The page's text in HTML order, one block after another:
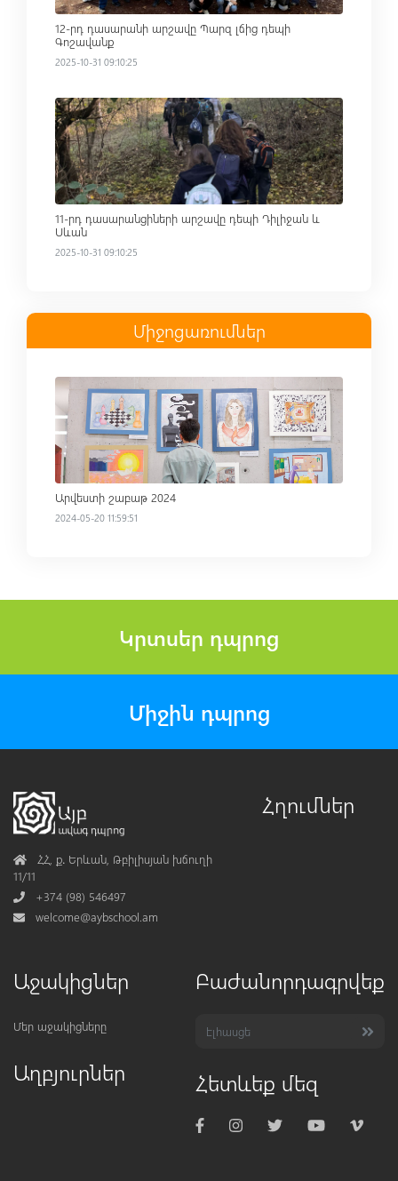
12-րդ դասարանի արշավը Պարզ լճից դեպի
Գոշավանք
2025-10-31 09:10:25
Read more
11-րդ դասարանցիների արշավը դեպի Դիլիջան և
Սևան
2025-10-31 09:10:25
Միջոցառումներ
Read more
Արվեստի շաբաթ 2024
2024-05-20 11:59:51
Կրտսեր դպրոց
Միջին դպրոց
AddressՀՀ, ք․ Երևան, Թբիլիսյան խճուղի
11/11
Phone+374 (98) 546497
Mail
welcome@aybschool.am
Հղումներ
Աջակիցներ
Մեր աջակիցները
Աղբյուրներ
Բաժանորդագրվեք
Հետևեք մեզ